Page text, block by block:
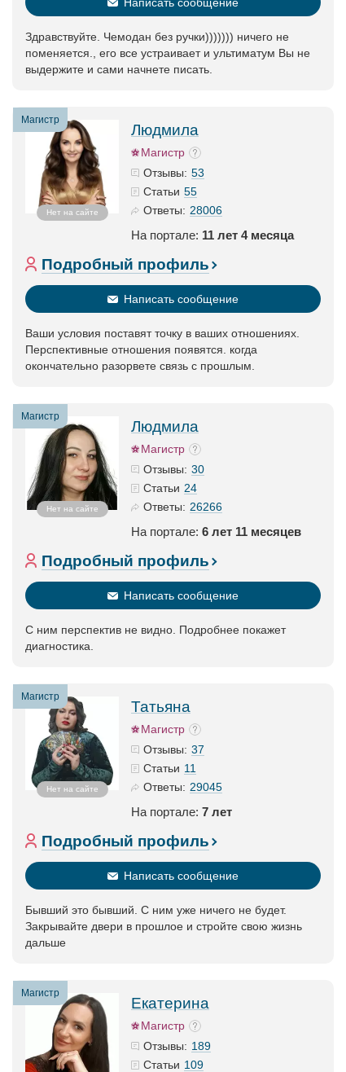
Здравствуйте. Чемодан без ручки))))))) ничего не
поменяется., его все устраивает и ультиматум Вы не
выдержите и сами начнете писать.
Магистр
Нет на сайте
Людмила
Магистр
Отзывы: 53
Статьи 55
Ответы: 28006
На портале: 11 лет 4 месяца
Подробный профиль
Написать сообщение
Ваши условия поставят точку в ваших отношениях.
Перспективные отношения появятся. когда
окончательно разорвете связь с прошлым.
Магистр
Нет на сайте
Людмила
Магистр
Отзывы: 30
Статьи 24
Ответы: 26266
На портале: 6 лет 11 месяцев
Подробный профиль
Написать сообщение
С ним перспектив не видно. Подробнее покажет
диагностика.
Магистр
Нет на сайте
Татьяна
Магистр
Отзывы: 37
Статьи 11
Ответы: 29045
На портале: 7 лет
Подробный профиль
Написать сообщение
Бывший это бывший. С ним уже ничего не будет.
Закрывайте двери в прошлое и стройте свою жизнь
дальше
Магистр
Екатерина
Магистр
Отзывы: 189
Статьи 109